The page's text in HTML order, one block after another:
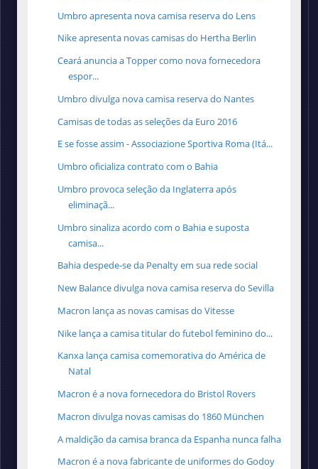
Umbro apresenta nova camisa reserva do Lens
Nike apresenta novas camisas do Hertha Berlin
Ceará anuncia a Topper como nova fornecedora
espor...
Umbro divulga nova camisa reserva do Nantes
Camisas de todas as seleções da Euro 2016
E se fosse assim - Associazione Sportiva Roma (Itá...
Umbro oficializa contrato com o Bahia
Umbro provoca seleção da Inglaterra após
eliminaçã...
Umbro sinaliza acordo com o Bahia e suposta
camisa...
Bahia despede-se da Penalty em sua rede social
New Balance divulga nova camisa reserva do Sevilla
Macron lança as novas camisas do Vitesse
Nike lança a camisa titular do futebol feminino do...
Kanxa lança camisa comemorativa do América de
Natal
Macron é a nova fornecedora do Bristol Rovers
Macron divulga novas camisas do 1860 München
A maldição da camisa branca da Espanha nunca falha
Macron é a nova fabricante de uniformes do Godoy